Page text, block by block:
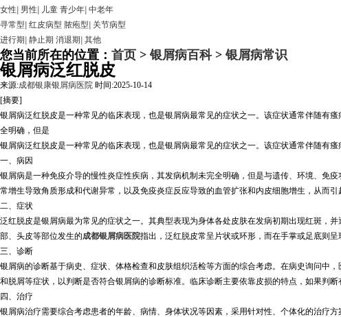
女性 男性 儿童 青少年 中老年
寻常型 红皮病型 脓疱型 关节病型
进行期 静止期 消退期 其他
您当前所在的位置： 首页 >银屑病百科>银屑病常识
银屑病泛红脱皮
来源:成都银康银屑病医院 时间:2025-10-14
[摘要]
银屑病泛红脱皮是一种常见的临床表现，也是银屑病最常见的症状之一。该症状通常伴随有
全明确，但是
银屑病泛红脱皮是一种常见的临床表现，也是银屑病最常见的症状之一。该症状通常伴随有
一、病因
银屑病是一种免疫介导的慢性炎症性疾病，其发病机制未完全明确，但是与遗传、环境、免
常增生导致角质形成和代谢异常，以及免疫炎症反应导致的血管扩张和内皮细胞增生，从而引
二、症状
泛红脱皮是银屑病最为常见的症状之一。其典型表现为身体各处皮肤在发病初期出现红斑，
部、头皮等部位发生的成都银屑病医院指出，泛红脱皮常呈片状或环形，而在手掌或足底则
三、诊断
银屑病的诊断基于病史、症状、体格检查和皮肤组织活检等方面的综合考虑。在病史询问中
和脱屑等症状，以判断是否符合银屑病的诊断标准。临床诊断主要依靠皮损的特点，如果判断
四、治疗
银屑病治疗需要综合考虑患者的年龄、病情、身体状况等因素，采用针对性、个体化的治疗